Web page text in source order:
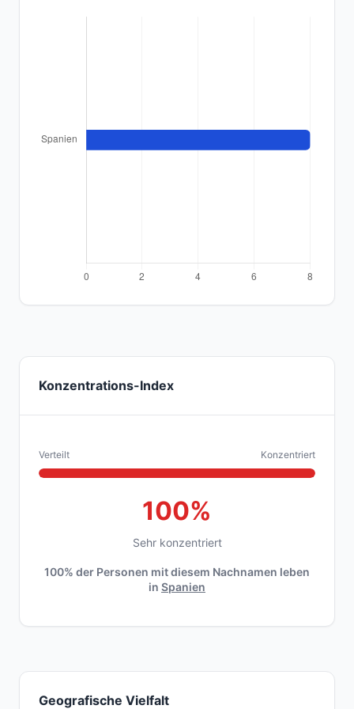
Konzentrations-Index
Verteilt Konzentriert
100%
Sehr konzentriert
100% der Personen mit diesem Nachnamen leben
in Spanien
Geografische Vielfalt